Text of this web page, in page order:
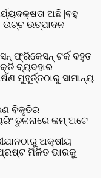
ଅଛି |ବହୁ
ଉଚ୍ଚ ଉତ୍ପାଦନ
ଫ୍ରିକେସନ୍ ଟର୍କ ବହୁତ
ବ୍ୟବହାର
ମୁହୂର୍ତ୍ତଠାରୁ ସାମାନ୍ୟ
ବିକୃତିର
ତୁଳନାରେ କମ୍ ଅଟେ |
ଅକ୍ଷୀୟ
ମିଳିତ ଭାରକୁ